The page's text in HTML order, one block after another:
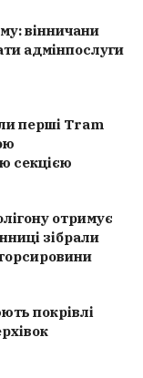
вінничани
адмінпослуги
перші Tram
секцією
отримує
зібрали
покрівлі